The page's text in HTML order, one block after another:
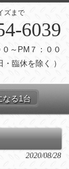
ズまで
6039
～PM７：００
・臨休を除く ）
なる1台
2020/08/28